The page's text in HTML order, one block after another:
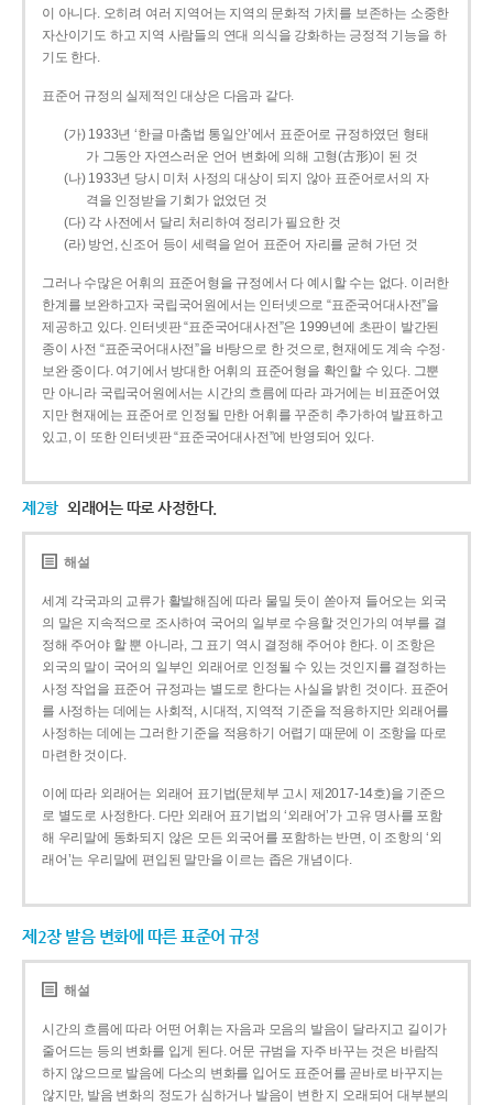
이 아니다. 오히려 여러 지역어는 지역의 문화적 가치를 보존하는 소중한
자산이기도 하고 지역 사람들의 연대 의식을 강화하는 긍정적 기능을 하
기도 한다.
표준어 규정의 실제적인 대상은 다음과 같다.
(가) 1933년 ‘한글 마춤법 통일안’에서 표준어로 규정하였던 형태
가 그동안 자연스러운 언어 변화에 의해 고형(古形)이 된 것
(나) 1933년 당시 미처 사정의 대상이 되지 않아 표준어로서의 자
격을 인정받을 기회가 없었던 것
(다) 각 사전에서 달리 처리하여 정리가 필요한 것
(라) 방언, 신조어 등이 세력을 얻어 표준어 자리를 굳혀 가던 것
그러나 수많은 어휘의 표준어형을 규정에서 다 예시할 수는 없다. 이러한
한계를 보완하고자 국립국어원에서는 인터넷으로 “표준국어대사전”을
제공하고 있다. 인터넷판 “표준국어대사전”은 1999년에 초판이 발간된
종이 사전 “표준국어대사전”을 바탕으로 한 것으로, 현재에도 계속 수정·
보완 중이다. 여기에서 방대한 어휘의 표준어형을 확인할 수 있다. 그뿐
만 아니라 국립국어원에서는 시간의 흐름에 따라 과거에는 비표준어였
지만 현재에는 표준어로 인정될 만한 어휘를 꾸준히 추가하여 발표하고
있고, 이 또한 인터넷판 “표준국어대사전”에 반영되어 있다.
제2항 외래어는 따로 사정한다.
해설
세계 각국과의 교류가 활발해짐에 따라 물밀 듯이 쏟아져 들어오는 외국
의 말은 지속적으로 조사하여 국어의 일부로 수용할 것인가의 여부를 결
정해 주어야 할 뿐 아니라, 그 표기 역시 결정해 주어야 한다. 이 조항은
외국의 말이 국어의 일부인 외래어로 인정될 수 있는 것인지를 결정하는
사정 작업을 표준어 규정과는 별도로 한다는 사실을 밝힌 것이다. 표준어
를 사정하는 데에는 사회적, 시대적, 지역적 기준을 적용하지만 외래어를
사정하는 데에는 그러한 기준을 적용하기 어렵기 때문에 이 조항을 따로
마련한 것이다.
이에 따라 외래어는 외래어 표기법(문체부 고시 제2017-14호)을 기준으
로 별도로 사정한다. 다만 외래어 표기법의 ‘외래어’가 고유 명사를 포함
해 우리말에 동화되지 않은 모든 외국어를 포함하는 반면, 이 조항의 ‘외
래어’는 우리말에 편입된 말만을 이르는 좁은 개념이다.
제2장 발음 변화에 따른 표준어 규정
해설
시간의 흐름에 따라 어떤 어휘는 자음과 모음의 발음이 달라지고 길이가
줄어드는 등의 변화를 입게 된다. 어문 규범을 자주 바꾸는 것은 바람직
하지 않으므로 발음에 다소의 변화를 입어도 표준어를 곧바로 바꾸지는
않지만, 발음 변화의 정도가 심하거나 발음이 변한 지 오래되어 대부분의